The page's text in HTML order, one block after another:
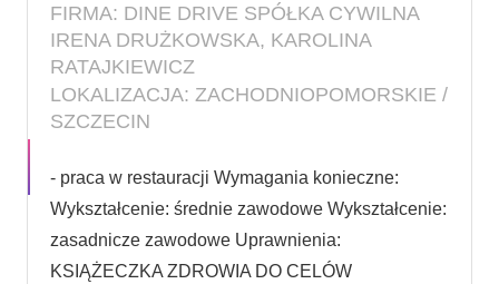
FIRMA: DINE DRIVE SPÓŁKA CYWILNA
IRENA DRUŻKOWSKA, KAROLINA
RATAJKIEWICZ
LOKALIZACJA: ZACHODNIOPOMORSKIE /
SZCZECIN
- praca w restauracji Wymagania konieczne:
Wykształcenie: średnie zawodowe Wykształcenie:
zasadnicze zawodowe Uprawnienia:
KSIĄŻECZKA ZDROWIA DO CELÓW